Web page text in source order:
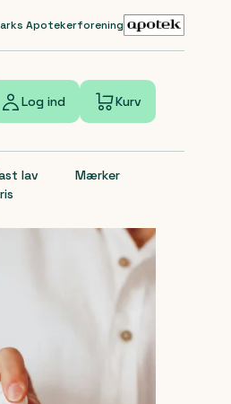
Apotekerforening
Log ind Kurv
lav
Mærker